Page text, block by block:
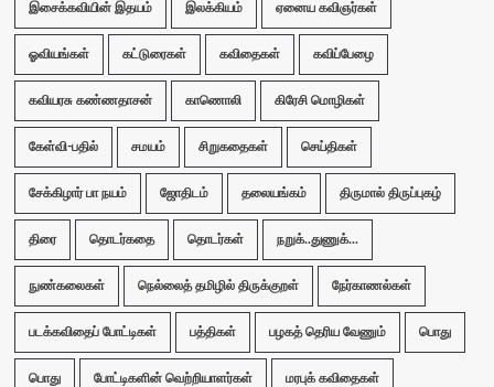
இசைக்கவியின் இதயம் இலக்கியம் ஏனைய கவிஞர்கள்
ஓவியங்கள் கட்டுரைகள் கவிதைகள் கவிப்பேழை
கவியரசு கண்ணதாசன் காணொலி கிரேசி மொழிகள்
கேள்வி-பதில் சமயம் சிறுகதைகள் செய்திகள்
சேக்கிழார் பா நயம் ஜோதிடம் தலையங்கம் திருமால் திருப்புகழ்
திரை தொடர்கதை தொடர்கள் நறுக்..துணுக்...
நுண்கலைகள் நெல்லைத் தமிழில் திருக்குறள் நேர்காணல்கள்
படக்கவிதைப் போட்டிகள் பத்திகள் பழகத் தெரிய வேணும் பொது
பொது போட்டிகளின் வெற்றியாளர்கள் மரபுக் கவிதைகள்